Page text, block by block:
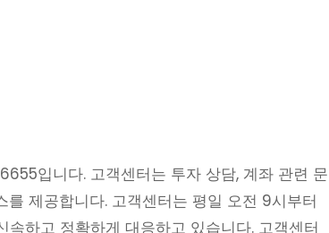
입니다. 고객센터는 투자 상담, 계좌 관련 문
제공합니다. 고객센터는 평일 오전 9시부터
하고 정확하게 대응하고 있습니다. 고객센터